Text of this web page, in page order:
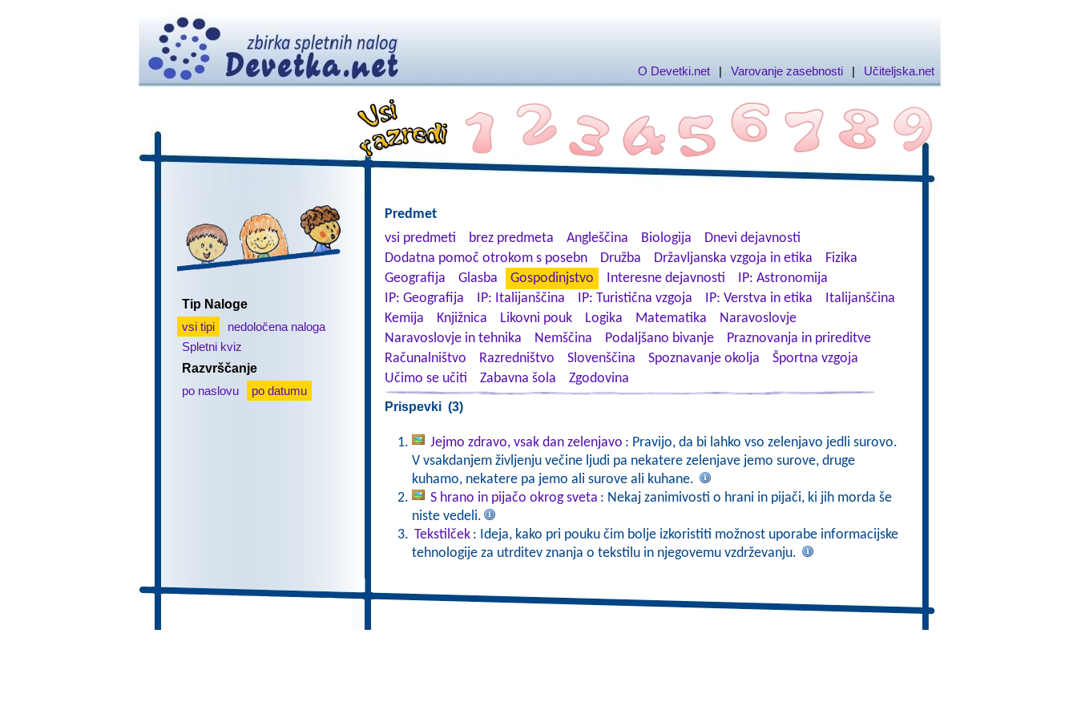
O Devetki.net | Varovanje zasebnosti | Učiteljska.net
Tip Naloge
vsi tipi
nedoločena naloga
Spletni kviz
Razvrščanje
po naslovu
po datumu
Predmet
vsi predmeti
brez predmeta Angleščina Biologija
Dnevi dejavnosti
Dodatna pomoč otrokom s posebn
Družba Državljanska vzgoja in etika
Fizika
Geografija
Glasba Gospodinjstvo Interesne dejavnosti
IP: Astronomija
IP: Geografija
IP: Italijanščina IP: Turistična vzgoja IP: Verstva in etika
Italijanščina
Kemija
Knjižnica Likovni pouk Logika Matematika
Naravoslovje
Naravoslovje in tehnika
Nemščina Podaljšano bivanje
Praznovanja in prireditve
Računalništvo
Razredništvo Slovenščina Spoznavanje okolja
Športna vzgoja
Učimo se učiti
Zabavna šola Zgodovina
Prispevki (3)
Jejmo zdravo, vsak dan zelenjavo : Pravijo, da bi lahko vso zelenjavo jedli surovo.
V vsakdanjem življenju večine ljudi pa nekatere zelenjave jemo surove, druge
kuhamo, nekatere pa jemo ali surove ali kuhane.
S hrano in pijačo okrog sveta : Nekaj zanimivosti o hrani in pijači, ki jih morda še
niste vedeli.
Tekstilček : Ideja, kako pri pouku čim bolje izkoristiti možnost uporabe informacijske
tehnologije za utrditev znanja o tekstilu in njegovemu vzdrževanju.